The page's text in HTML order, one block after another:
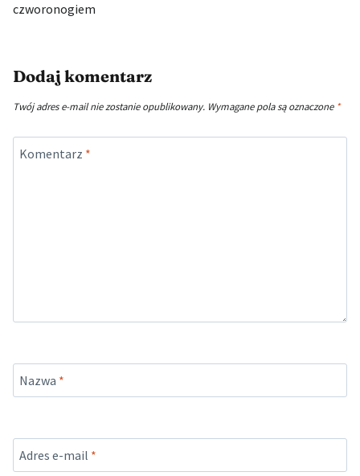
czworonogiem
Dodaj komentarz
Twój adres e-mail nie zostanie opublikowany. Wymagane pola są oznaczone *
Komentarz *
Nazwa *
Adres e-mail *